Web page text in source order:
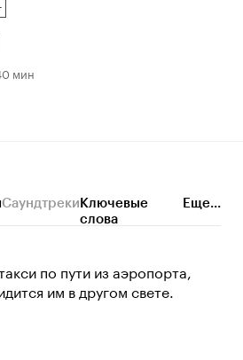
мин
СаундтрекиКлючевые
слова
Еще...
по пути из аэропорта,
им в другом свете.